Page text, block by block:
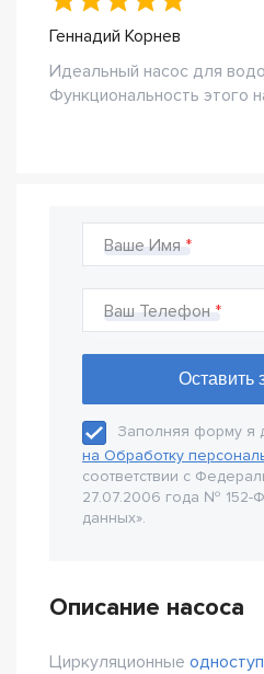
Геннадий Корнев
Идеальный насос для
Функциональность этого
Ваше Имя
Ваш Телефон
Заполняя форму я
на Обработку
соответствии с
27.07.2006 года № 152-
данных».
Описание насоса
Циркуляционные